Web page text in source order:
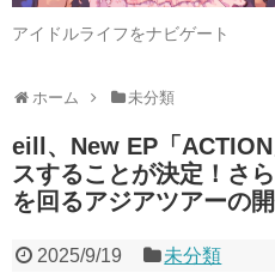
アイドルライフをナビゲート
ホーム 未分類
eill、New EP「
スすることが決定！さ
を回るアジアツアーの
2025/9/19 未分類